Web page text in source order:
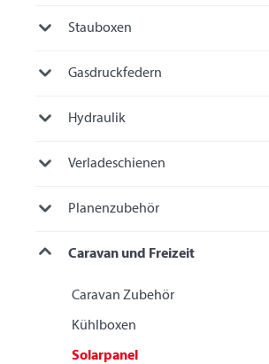
Stauboxen
Gasdruckfedern
Hydraulik
Verladeschienen
Planenzubehör
Caravan und Freizeit
Caravan Zubehör
Kühlboxen
Solarpanel